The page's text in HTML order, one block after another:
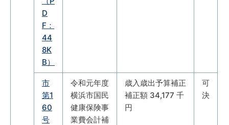
D
F：
44
8K
B）
市
第1
60
号
令和元年度
横浜市国民
健康保険事
業費会計補
歳入歳出予算補正
補正額 34,177 千
円
可
決